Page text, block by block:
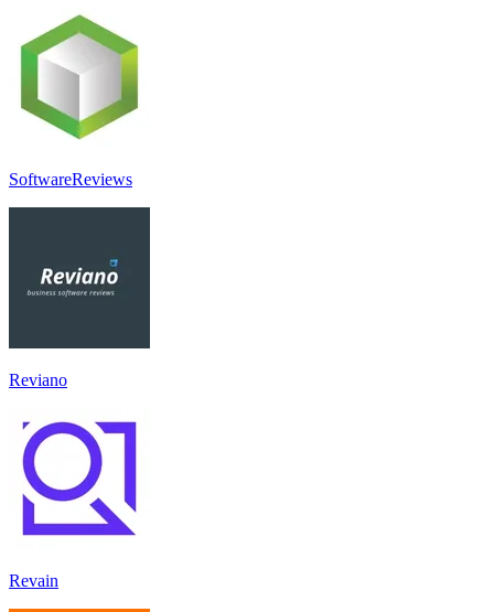
SoftwareReviews
Reviano
Revain